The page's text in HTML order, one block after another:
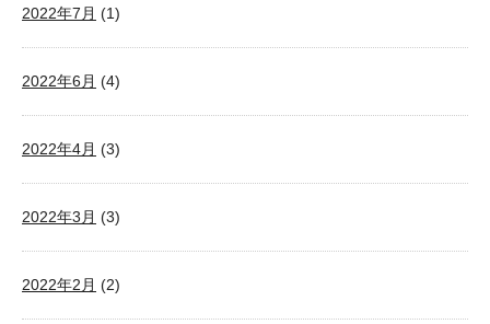
2022年7月 (1)
2022年6月 (4)
2022年4月 (3)
2022年3月 (3)
2022年2月 (2)